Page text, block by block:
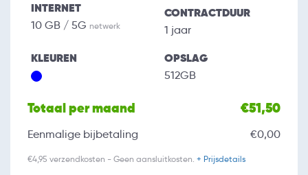
INTERNET
10 GB / 5G netwerk
CONTRACTDUUR
1 jaar
KLEUREN OPSLAG
512GB
Totaal per maand €51,50
Eenmalige bijbetaling €0,00
€4,95 verzendkosten - Geen aansluitkosten. + Prijsdetails